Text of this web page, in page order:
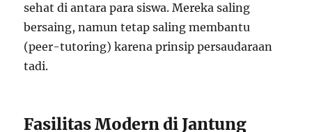
sehat di antara para siswa. Mereka saling
bersaing, namun tetap saling membantu
(peer-tutoring) karena prinsip persaudaraan
tadi.
Fasilitas Modern di Jantung